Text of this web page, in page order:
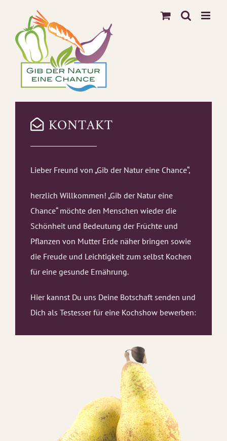
springen
KONTAKT
Lieber Freund von „Gib der Natur eine Chance“,
herzlich Willkommen! „Gib der Natur eine
Chance“ möchte den Menschen wieder die
Schönheit und Bedeutung der Früchte und
Pflanzen von Mutter Erde näher bringen sowie
die Freude und Leichtigkeit zum selbst Kochen
für eine gesunde Ernährung.
Hier kannst Du uns Deine Botschaft senden und
Dich als Testesser für eine Kochshow bewerben: